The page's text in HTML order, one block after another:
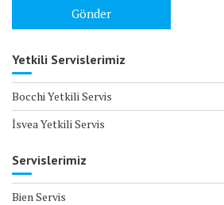
Yetkili Servislerimiz
Bocchi Yetkili Servis
İsvea Yetkili Servis
Servislerimiz
Bien Servis